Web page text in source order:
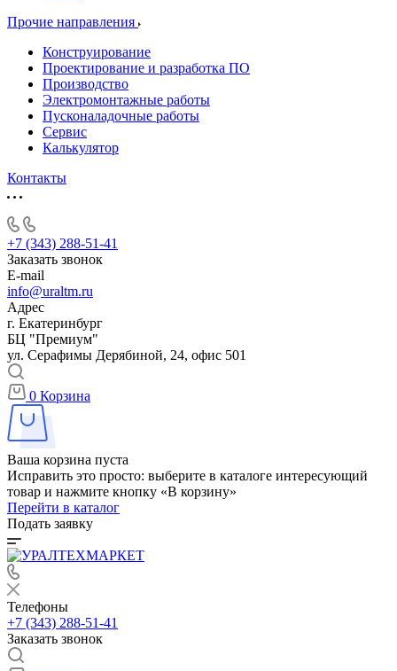
Прочие направления
Конструирование
Проектирование и разработка ПО
Производство
Электромонтажные работы
Пусконаладочные работы
Сервис
Калькулятор
Контакты
+7 (343) 288-51-41
Заказать звонок
E-mail
info@uraltm.ru
Адрес
г. Екатеринбург
БЦ "Премиум"
ул. Серафимы Дерябиной, 24, офис 501
0 Корзина
Ваша корзина пуста
Исправить это просто: выберите в каталоге интересующий
товар и нажмите кнопку «В корзину»
Перейти в каталог
Подать заявку
Телефоны
+7 (343) 288-51-41
Заказать звонок